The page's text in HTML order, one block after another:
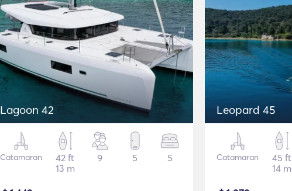
Lagoon 42
Catamaran
42 ft
13 m
9 5 5
Leopard 45
Catamaran
45 ft
14 m